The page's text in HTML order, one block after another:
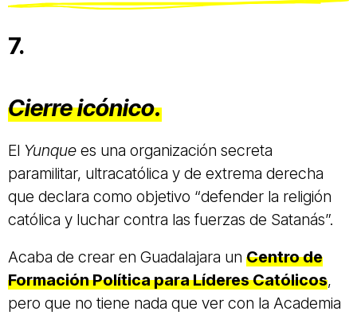
7.
Cierre icónico.
El Yunque es una organización secreta
paramilitar, ultracatólica y de extrema derecha
que declara como objetivo “defender la religión
católica y luchar contra las fuerzas de Satanás”.
Acaba de crear en Guadalajara un Centro de
Formación Política para Líderes Católicos,
pero que no tiene nada que ver con la Academia